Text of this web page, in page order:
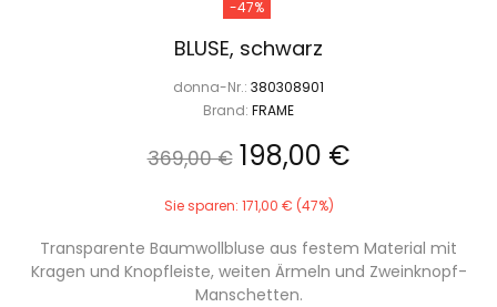
-47%
BLUSE, schwarz
donna-Nr.: 380308901
Brand: FRAME
369,00 € 198,00 €
Sie sparen: 171,00 € (47%)
Transparente Baumwollbluse aus festem Material mit
Kragen und Knopfleiste, weiten Ärmeln und Zweinknopf-
Manschetten.